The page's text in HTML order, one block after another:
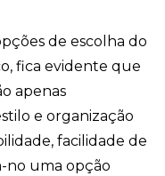
de escolha do
fica evidente que
apenas
e organização
facilidade de
no uma opção